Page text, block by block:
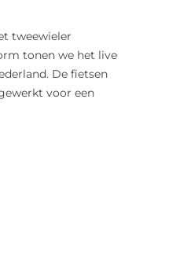
tweewieler
tonen we het live
De fietsen
voor een